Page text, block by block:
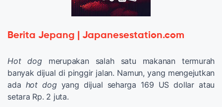
Berita Jepang | Japanesestation.com
Hot dogmerupakan salah satu makanan termurah
banyak dijual di pinggir jalan. Namun, yang mengejutkan
ada hot dogyang dijual seharga 169 US dollar atau
setara Rp. 2 juta.